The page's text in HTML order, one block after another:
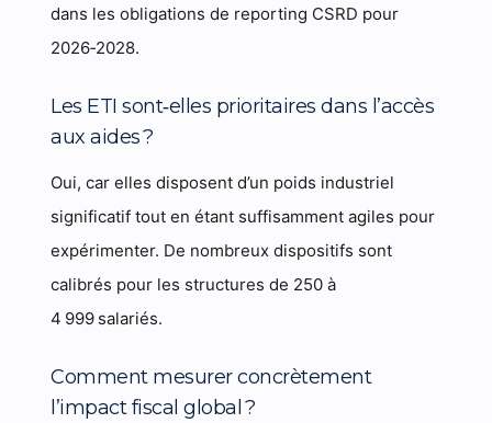
dans les obligations de reporting CSRD pour
2026‑2028.
Les ETI sont‑elles prioritaires dans l’accès
aux aides ?
Oui, car elles disposent d’un poids industriel
significatif tout en étant suffisamment agiles pour
expérimenter. De nombreux dispositifs sont
calibrés pour les structures de 250 à
4 999 salariés.
Comment mesurer concrètement
l’impact fiscal global ?